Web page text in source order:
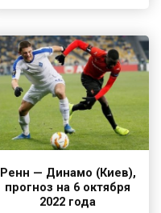
Ренн — Динамо (Киев),
прогноз на 6 октября
2022 года